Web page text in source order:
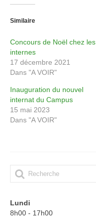
Similaire
Concours de Noël chez les
internes
17 décembre 2021
Dans "A VOIR"
Inauguration du nouvel
internat du Campus
15 mai 2023
Dans "A VOIR"
Lundi
8h00 - 17h00